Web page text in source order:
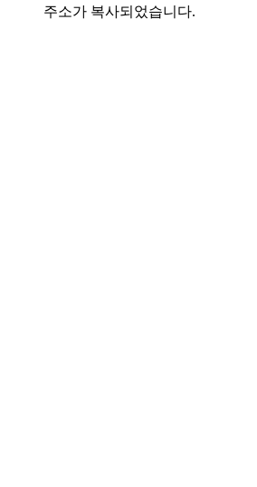
주소가 복사되었습니다.